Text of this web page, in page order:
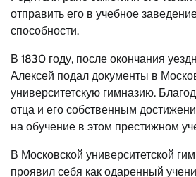
отправить его в учебное
способности.
В 1830 году, после окончания
Алексей подал документы в
университетскую гимназию.
отца и его собственным
на обучение в этом престижном
В Московской университетской
проявил себя как одаренный